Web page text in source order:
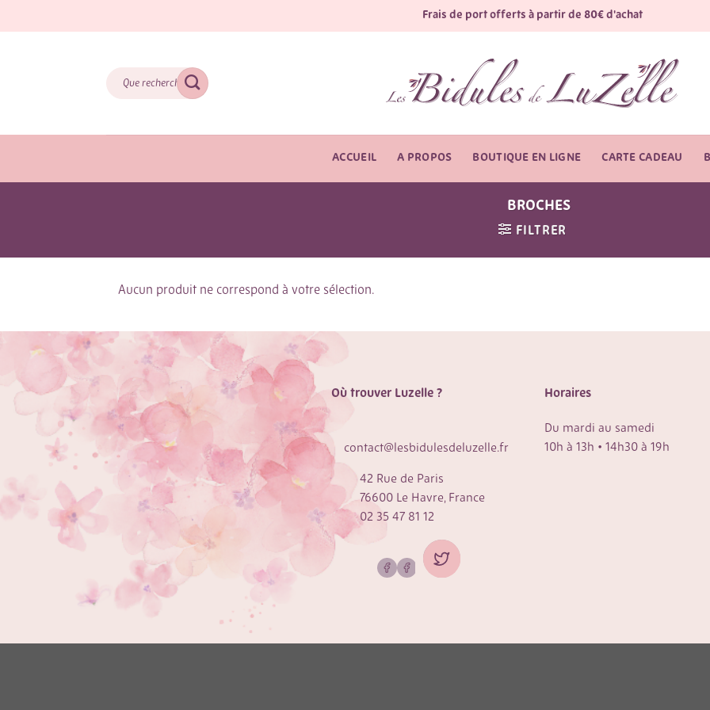
Frais de port offerts à partir de 80€ d'achat
pour :
ACCUEIL A PROPOS BOUTIQUE EN LIGNE CARTE CADEAU
BROCHES
FILTRER
Aucun produit ne correspond à votre sélection.
Où trouver Luzelle ?
contact@lesbidulesdeluzelle.fr
42 Rue de Paris
76600 Le Havre, France
02 35 47 81 12
Horaires
Du mardi au samedi
10h à 13h • 14h30 à 19h